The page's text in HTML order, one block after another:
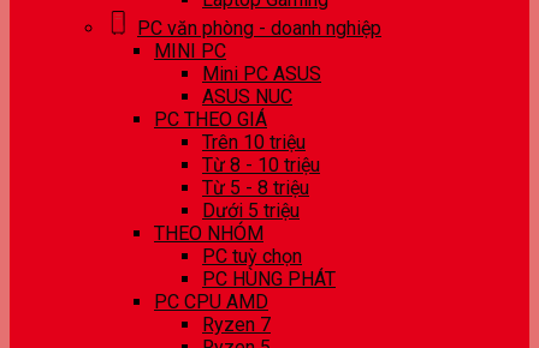
PC văn phòng - doanh nghiệp
MINI PC
Mini PC ASUS
ASUS NUC
PC THEO GIÁ
Trên 10 triệu
Từ 8 - 10 triệu
Từ 5 - 8 triệu
Dưới 5 triệu
THEO NHÓM
PC tuỳ chọn
PC HÙNG PHÁT
PC CPU AMD
Ryzen 7